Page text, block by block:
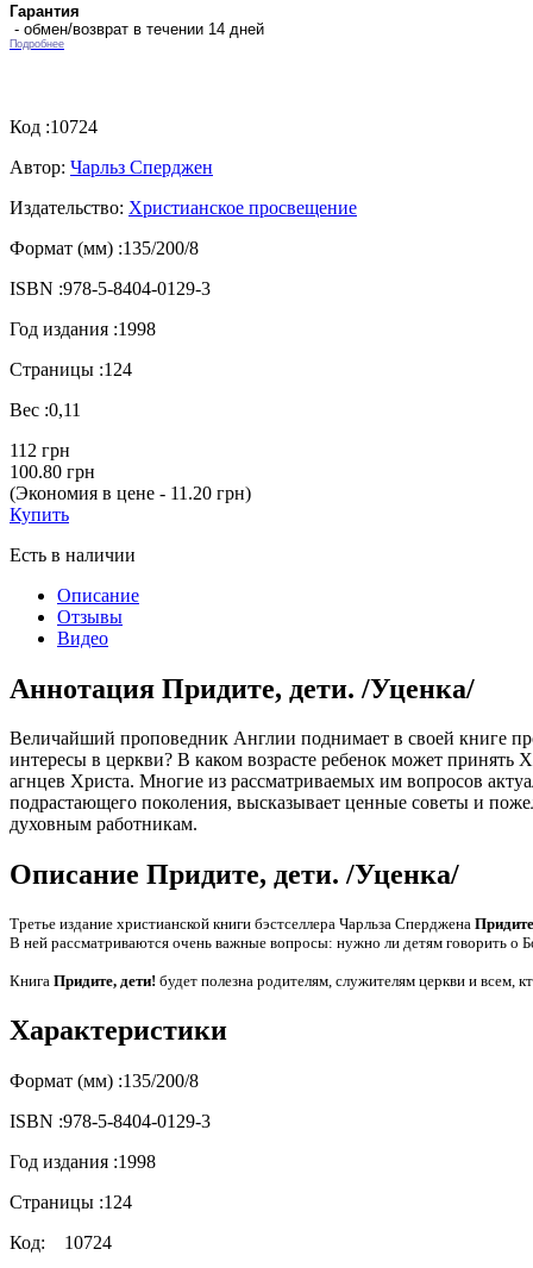
Гарантия
- обмен/возврат в течении 14 дней
Подробнее
Код :10724
Автор: Чарльз Сперджен
Издательство: Христианское просвещение
Формат (мм) :135/200/8
ISBN :978-5-8404-0129-3
Год издания :1998
Страницы :124
Вес :0,11
112 грн
100.80 грн
(Экономия в цене - 11.20 грн)
Купить
Есть в наличии
Описание
Отзывы
Видео
Аннотация Придите, дети. /Уценка/
Величайший проповедник Англии поднимает в своей книге
интересы в церкви? В каком возрасте ребенок может
агнцев Христа. Многие из рассматриваемых им вопросов
подрастающего поколения, высказывает ценные советы и
духовным работникам.
Описание Придите, дети. /Уценка/
Третье издание христианской книги бэстселлера Чарльза Сперджена
В ней рассматриваются очень важные вопросы: нужно ли детям говорить о
Книга Придите, дети! будет полезна родителям, служителям церкви и всем,
Характеристики
Формат (мм) :135/200/8
ISBN :978-5-8404-0129-3
Год издания :1998
Страницы :124
Код: 10724